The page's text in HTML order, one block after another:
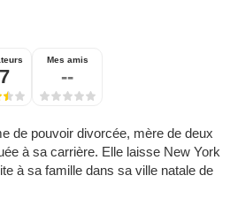
Mes amis
--
de pouvoir divorcée, mère de deux
à sa carrière. Elle laisse New York
à sa famille dans sa ville natale de